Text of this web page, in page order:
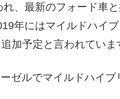
、最新のフォード車
年にはマイルドハイ
加予定と言われていま
ゼルでマイルドハイブ